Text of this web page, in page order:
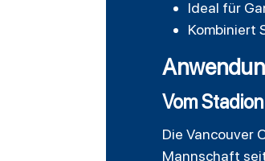
Ideal für
Kombiniert
Vom
Die Vancouver
Mannschaft